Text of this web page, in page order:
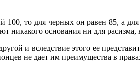
то для черных он равен 85, а
никакого основания ни для
и вследствие этого ее
не дает им преимущества в